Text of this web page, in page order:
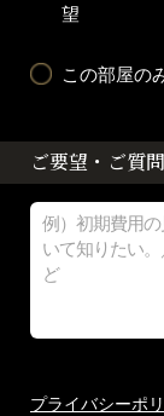
望
この部屋の
ご要望・ご質問
プライバシーポ